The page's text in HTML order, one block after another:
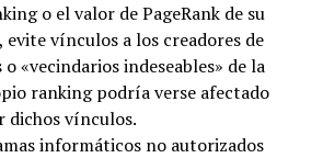
o el valor de PageRank de su
vínculos a los creadores de
«vecindarios indeseables» de la
ranking podría verse afectado
dichos vínculos.
informáticos no autorizados